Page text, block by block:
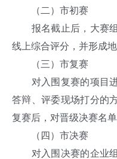
（二）市初赛
报名截止后，大赛组
线上综合评分，并形成
（三）市复赛
对入围复赛的项目进
答辩、评委现场打分的
复赛后，对晋级决赛名单
（四）市决赛
对入围决赛的企业组